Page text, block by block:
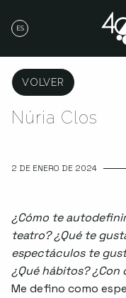
ES
VOLVER
Núria Clos
2 DE ENERO DE 2024
¿Cómo te
teatro? ¿Qué te
espectáculos te
¿Qué hábitos?
Me defino como